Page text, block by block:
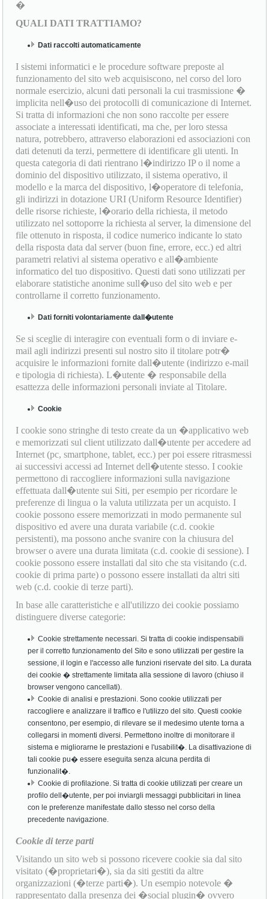
�
QUALI DATI TRATTIAMO?
Dati raccolti automaticamente
I sistemi informatici e le procedure software preposte al
funzionamento del sito web acquisiscono, nel corso del loro
normale esercizio, alcuni dati personali la cui trasmissione �
implicita nell�uso dei protocolli di comunicazione di Internet.
Si tratta di informazioni che non sono raccolte per essere
associate a interessati identificati, ma che, per loro stessa
natura, potrebbero, attraverso elaborazioni ed associazioni con
dati detenuti da terzi, permettere di identificare gli utenti. In
questa categoria di dati rientrano l�indirizzo IP o il nome a
dominio del dispositivo utilizzato, il sistema operativo, il
modello e la marca del dispositivo, l�operatore di telefonia,
gli indirizzi in dotazione URI (Uniform Resource Identifier)
delle risorse richieste, l�orario della richiesta, il metodo
utilizzato nel sottoporre la richiesta al server, la dimensione del
file ottenuto in risposta, il codice numerico indicante lo stato
della risposta data dal server (buon fine, errore, ecc.) ed altri
parametri relativi al sistema operativo e all�ambiente
informatico del tuo dispositivo. Questi dati sono utilizzati per
elaborare statistiche anonime sull�uso del sito web e per
controllarne il corretto funzionamento.
Dati forniti volontariamente dall�utente
Se si sceglie di interagire con eventuali form o di inviare e-
mail agli indirizzi presenti sul nostro sito il titolare potr�
acquisire le informazioni fornite dall�utente (indirizzo e-mail
e tipologia di richiesta). L�utente � responsabile della
esattezza delle informazioni personali inviate al Titolare.
Cookie
I cookie sono stringhe di testo create da un �applicativo web
e memorizzati sul client utilizzato dall�utente per accedere ad
Internet (pc, smartphone, tablet, ecc.) per poi essere ritrasmessi
ai successivi accessi ad Internet dell�utente stesso. I cookie
permettono di raccogliere informazioni sulla navigazione
effettuata dall�utente sui Siti, per esempio per ricordare le
preferenze di lingua o la valuta utilizzata per un acquisto. I
cookie possono essere memorizzati in modo permanente sul
dispositivo ed avere una durata variabile (c.d. cookie
persistenti), ma possono anche svanire con la chiusura del
browser o avere una durata limitata (c.d. cookie di sessione). I
cookie possono essere installati dal sito che sta visitando (c.d.
cookie di prima parte) o possono essere installati da altri siti
web (c.d. cookie di terze parti).
In base alle caratteristiche e all'utilizzo dei cookie possiamo
distinguere diverse categorie:
Cookie strettamente necessari. Si tratta di cookie indispensabili
per il corretto funzionamento del Sito e sono utilizzati per gestire la
sessione, il login e l'accesso alle funzioni riservate del sito. La durata
dei cookie � strettamente limitata alla sessione di lavoro (chiuso il
browser vengono cancellati).
Cookie di analisi e prestazioni. Sono cookie utilizzati per
raccogliere e analizzare il traffico e l'utilizzo del sito. Questi cookie
consentono, per esempio, di rilevare se il medesimo utente torna a
collegarsi in momenti diversi. Permettono inoltre di monitorare il
sistema e migliorarne le prestazioni e l'usabilit�. La disattivazione di
tali cookie pu� essere eseguita senza alcuna perdita di
funzionalit�.
Cookie di profilazione. Si tratta di cookie utilizzati per creare un
profilo dell�utente, per poi inviargli messaggi pubblicitari in linea
con le preferenze manifestate dallo stesso nel corso della
precedente navigazione.
Cookie di terze parti
Visitando un sito web si possono ricevere cookie sia dal sito
visitato (�proprietari�), sia da siti gestiti da altre
organizzazioni (�terze parti�). Un esempio notevole �
rappresentato dalla presenza dei �social plugin� ovvero